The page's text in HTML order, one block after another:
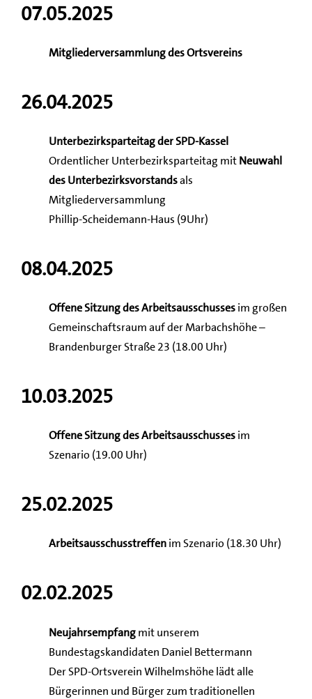
07.05.2025
Mitgliederversammlung des Ortsvereins
26.04.2025
Unterbezirksparteitag der SPD-Kassel
Ordentlicher Unterbezirksparteitag mitNeuwahl
des Unterbezirksvorstandsals
Mitgliederversammlung
Phillip-Scheidemann-Haus (9Uhr)
08.04.2025
Offene Sitzung des Arbeitsausschussesim großen
Gemeinschaftsraum auf der Marbachshöhe –
Brandenburger Straße 23 (18.00 Uhr)
10.03.2025
Offene Sitzung des Arbeitsausschussesim
Szenario (19.00 Uhr)
25.02.2025
Arbeitsausschusstreffenim Szenario (18.30 Uhr)
02.02.2025
Neujahrsempfangmit unserem
Bundestagskandidaten Daniel Bettermann
Der SPD-Ortsverein Wilhelmshöhe lädt alle
Bürgerinnen und Bürger zum traditionellen